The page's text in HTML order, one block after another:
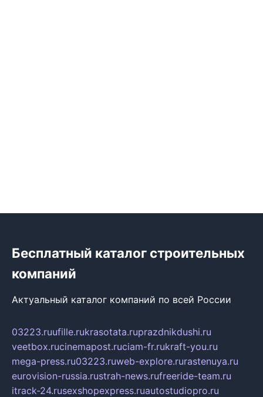
Бесплатный каталог строительных
компаний
Актуальный каталог компаний по всей России
03223.ruufille.rukrasotata.ruprazdnikdushi.ru
veetbox.rucinemapost.ruciam-fr.rukraft-you.ru
mega-press.ru03223.ruweb-explore.rurastenuya.ru
eurovision-russia.rustrah-news.rufreeride-team.ru
itrack-24.rusexshopexpress.ruautostudiopro.ru